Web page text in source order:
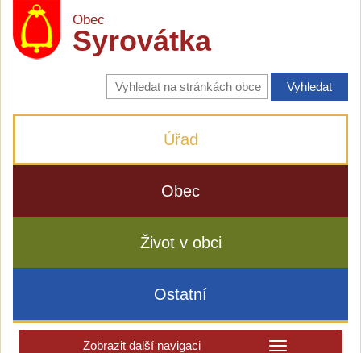
Obec
Syrovátka
Vyhledávání
na
stránkách
Úřad
Obec
Život v obci
Ostatní
Zobrazit další navigaci